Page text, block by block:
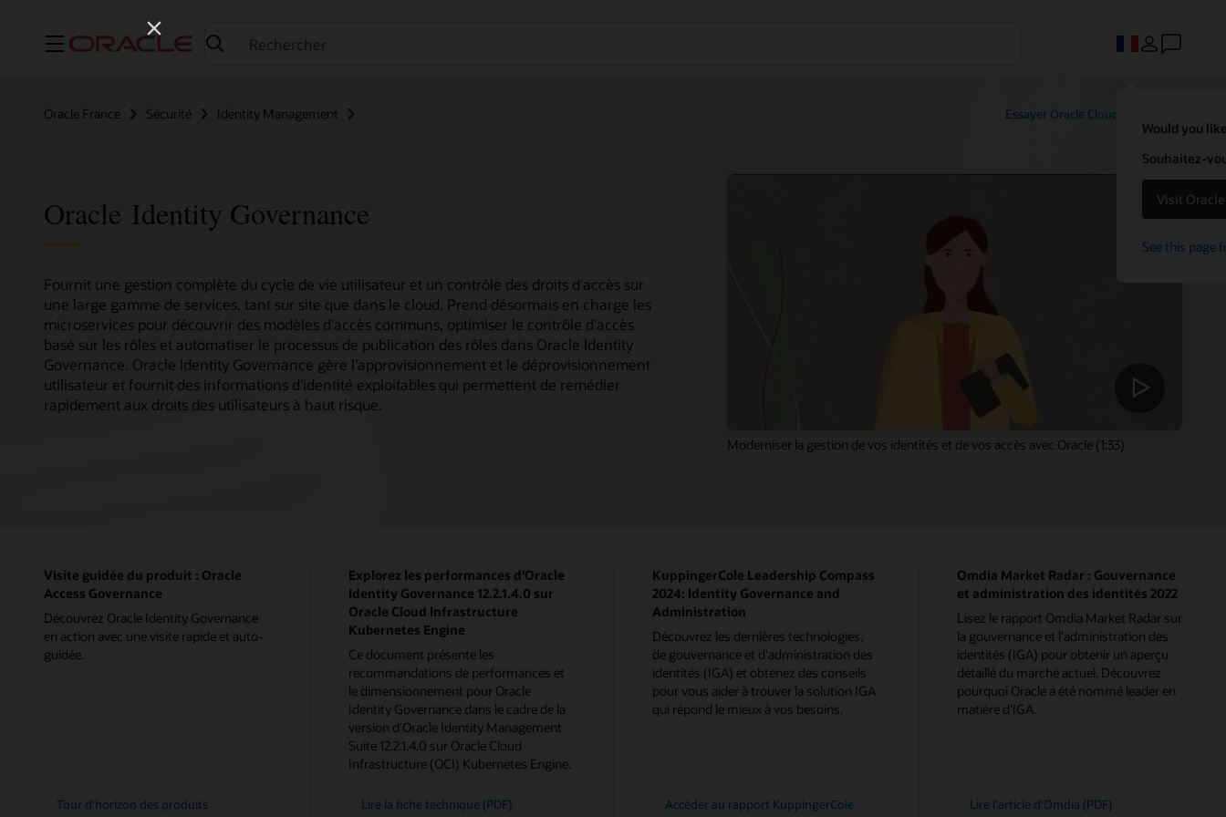
Menu
Would you
Souhaitez-
Visit
See this page
Oracle France Sécurité Identity Management Essayer Oracle Cloud Free Tier
Oracle Identity Governance
Fournit une gestion complète du cycle de vie utilisateur et un contrôle des droits d’accès sur
une large gamme de services, tant sur site que dans le cloud. Prend désormais en charge les
microservices pour découvrir des modèles d'accès communs, optimiser le contrôle d'accès
basé sur les rôles et automatiser le processus de publication des rôles dans Oracle Identity
Governance. Oracle Identity Governance gère l’approvisionnement et le déprovisionnement
utilisateur et fournit des informations d’identité exploitables qui permettent de remédier
rapidement aux droits des utilisateurs à haut risque.
Moderniser la gestion de vos identités et de vos accès avec Oracle (1:33)
Visite guidée du produit : Oracle
Access Governance
Découvrez Oracle Identity Governance
en action avec une visite rapide et auto-
guidée.
Tour d'horizon des produits
Explorez les performances d'Oracle
Identity Governance 12.2.1.4.0 sur
Oracle Cloud Infrastructure
Kubernetes Engine
Ce document présente les
recommandations de performances et
le dimensionnement pour Oracle
Identity Governance dans le cadre de la
version d'Oracle Identity Management
Suite 12.2.1.4.0 sur Oracle Cloud
Infrastructure (OCI) Kubernetes Engine.
Lire la fiche technique (PDF)
KuppingerCole Leadership Compass
2024: Identity Governance and
Administration
Découvrez les dernières technologies,
de gouvernance et d'administration des
identités (IGA) et obtenez des conseils
pour vous aider à trouver la solution IGA
qui répond le mieux à vos besoins.
Accéder au rapport KuppingerCole
Omdia Market Radar : Gouvernance
et administration des identités 2022
Lisez le rapport Omdia Market Radar sur
la gouvernance et l'administration des
identités (IGA) pour obtenir un aperçu
détaillé du marché actuel. Découvrez
pourquoi Oracle a été nommé leader en
matière d'IGA.
Lire l'article d'Omdia (PDF)